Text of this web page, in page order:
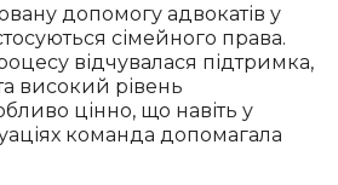
допомогу адвокатів у
сімейного права.
відчувалася підтримка,
високий рівень
цінно, що навіть у
команда допомагала